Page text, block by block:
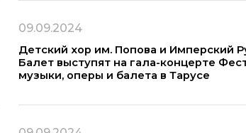
09.09.2024
Детский хор им. Попова и Имперский
Балет выступят на гала-концерте
музыки, оперы и балета в Тарусе